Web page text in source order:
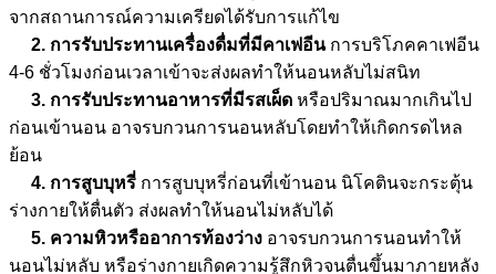
จากสถานการณ์ความเครียดได้รับการแก้ไข
2. การรับประทานเครื่องดื่มที่มีคาเฟอีนการบริโภคคาเฟอีน
4-6 ชั่วโมงก่อนเวลาเข้าจะส่งผลทำให้นอนหลับไม่สนิท
3. การรับประทานอาหารที่มีรสเผ็ด หรือปริมาณมากเกินไป
ก่อนเข้านอน อาจรบกวนการนอนหลับโดยทำให้เกิดกรดไหล
ย้อน
4. การสูบบุหรี่ การสูบบุหรี่ก่อนที่เข้านอน นิโคตินจะกระตุ้น
ร่างกายให้ตื่นตัว ส่งผลทำให้นอนไม่หลับได้
5. ความหิวหรืออาการท้องว่าง อาจรบกวนการนอนทำให้
นอนไม่หลับ หรือร่างกายเกิดความรู้สึกหิวจนตื่นขึ้นมาภายหลัง